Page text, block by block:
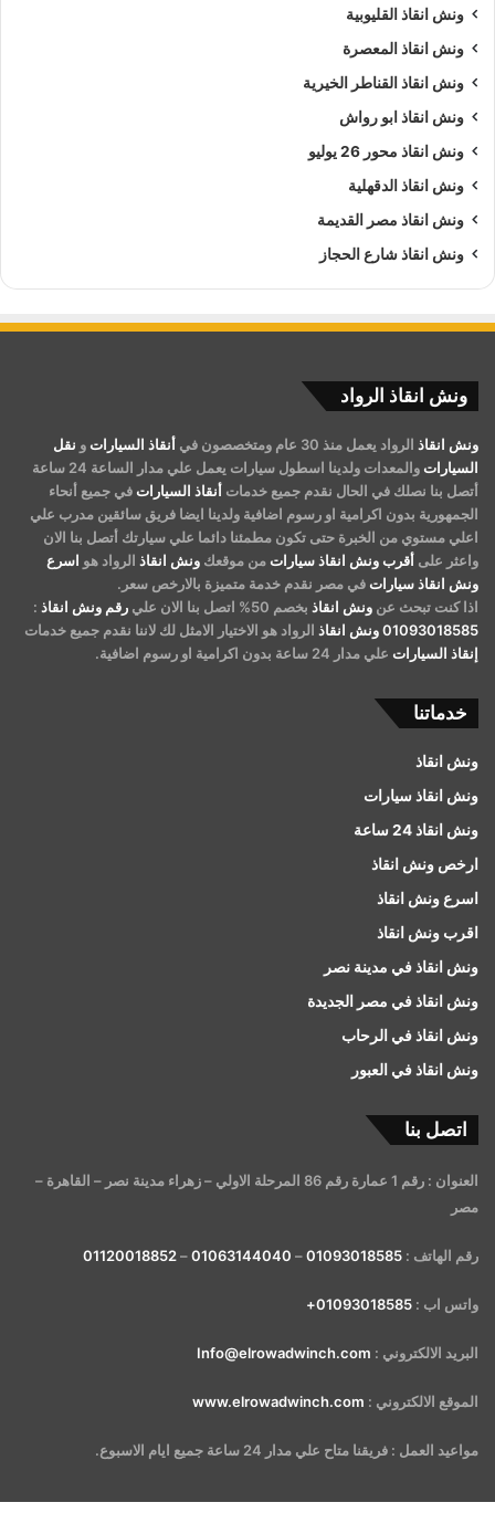
ونش انقاذ القليوبية
ونش انقاذ المعصرة
ونش انقاذ القناطر الخيرية
ونش انقاذ ابو رواش
ونش انقاذ محور 26 يوليو
ونش انقاذ الدقهلية
ونش انقاذ مصر القديمة
ونش انقاذ شارع الحجاز
ونش انقاذ الرواد
ونش انقاذ الرواد يعمل منذ 30 عام ومتخصصون في أنقاذ السيارات و نقل
السيارات
والمعدات ولدينا اسطول سيارات يعمل علي مدار الساعة 24 ساعة
أتصل بنا نصلك في الحال نقدم جميع خدمات أنقاذ السيارات في جميع أنحاء
الجمهورية بدون اكرامية او رسوم اضافية ولدينا ايضا فريق سائقين مدرب علي
اعلي مستوي من الخبرة حتى تكون مطمئنا دائما علي سيارتك أتصل بنا الان
واعثر على أقرب ونش انقاذ سيارات من موقعك ونش انقاذ الرواد هو اسرع
ونش انقاذ سيارات في مصر نقدم خدمة متميزة بالارخص سعر.
اذا كنت تبحث عن ونش انقاذ بخصم 50% اتصل بنا الان علي رقم ونش انقاذ :
01093018585ونش انقاذ الرواد هو الاختيار الامثل لك لاننا نقدم جميع خدمات
إنقاذ السيارات علي مدار 24 ساعة بدون اكرامية او رسوم اضافية.
خدماتنا
ونش انقاذ
ونش انقاذ سيارات
ونش انقاذ 24 ساعة
ارخص ونش انقاذ
اسرع ونش انقاذ
اقرب ونش انقاذ
ونش انقاذ في مدينة نصر
ونش انقاذ في مصر الجديدة
ونش انقاذ في الرحاب
ونش انقاذ في العبور
اتصل بنا
العنوان : رقم 1 عمارة رقم 86 المرحلة الاولي – زهراء مدينة نصر – القاهرة –
مصر
رقم الهاتف : 01093018585
–
01063144040
–
01120018852
واتس اب : 01093018585+
البريد الالكتروني : Info@elrowadwinch.com
الموقع الالكتروني : www.elrowadwinch.com
مواعيد العمل : فريقنا متاح علي مدار 24 ساعة جميع ايام الاسبوع.